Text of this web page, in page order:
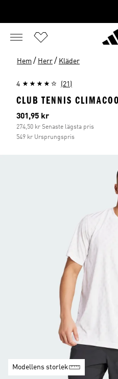
Hem / Herr / Kläder
4 (21)
CLUB TENNIS
Aktuellt pris
301,95 kr
274,50 kr Senaste lägsta pris
549 kr Ursprungspris
Modellens storlek